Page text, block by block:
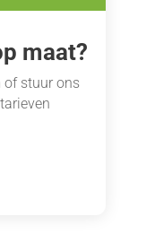
maat?
of stuur ons